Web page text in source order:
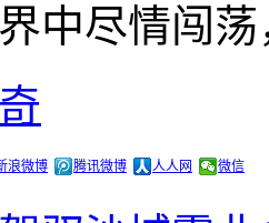
中尽情闯
浪微博 腾讯微博 人人网 微信